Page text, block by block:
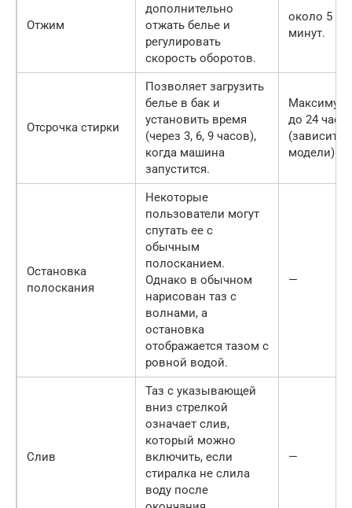
Отжим
дополнительно
отжать белье и
регулировать
скорость оборотов.
около 5
минут.
Отсрочка стирки
Позволяет загрузить
белье в бак и
установить время
(через 3, 6, 9 часов),
когда машина
запустится.
Максимум
до 24
(зависит
модели).
Остановка
полоскания
Некоторые
пользователи могут
спутать ее с
обычным
полосканием.
Однако в обычном
нарисован таз с
волнами, а
остановка
отображается тазом с
ровной водой.
—
Слив
Таз с указывающей
вниз стрелкой
означает слив,
который можно
включить, если
стиралка не слила
воду после
—